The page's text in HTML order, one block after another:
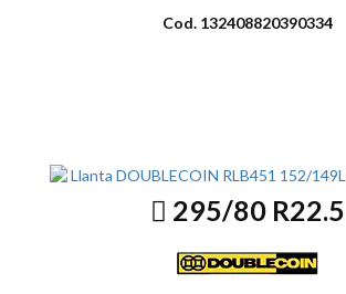
Cod. 132408820390334
295/80 R22.5